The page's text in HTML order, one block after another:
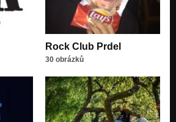
Rock Club Prdel
30 obrázků